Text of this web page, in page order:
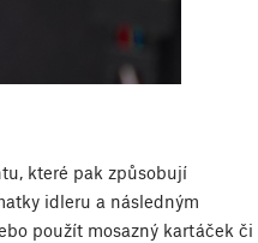
které pak způsobují
idleru a následným
použít mosazný kartáček či